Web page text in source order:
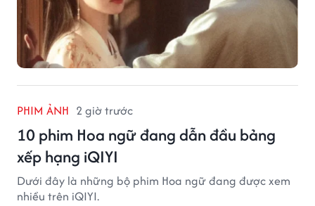
PHIM ẢNH 2 giờ trước
10 phim Hoa ngữ đang dẫn đầu bảng
xếp hạng iQIYI
Dưới đây là những bộ phim Hoa ngữ đang được xem
nhiều trên iQIYI.